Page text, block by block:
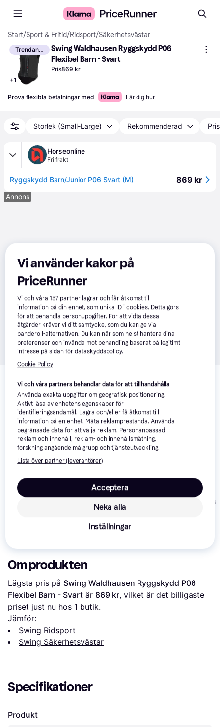
Start/Sport & Fritid/Ridsport/Säkerhetsvästar
Trendande
+1
Swing Waldhausen Ryggskydd P06
Flexibel Barn - Svart
Pris869 kr
Prova flexibla betalningar med Lär dig hur
Storlek (Small-Large) Rekommenderad
Horseonline
Fri frakt
Ryggskydd Barn/Junior P06 Svart (M) 869 kr
Annons
Relaterade produkter
Vi har plockat fram ett urval av produkter som kanske skulle
intressera dig. Visa alla
Trendande
Jacson Rio
Om produkten
Lägsta pris på Swing Waldhausen Ryggskydd P06
Flexibel Barn - Svart är 869 kr, vilket är det billigaste
priset just nu hos 1 butik.
Jämför:
Swing Ridsport
Swing Säkerhetsvästar
Specifikationer
Produkt
Vi använder kakor på
PriceRunner
Vi och våra157 partner lagrar och får åtkomst till
information på din enhet, som unika ID i cookies. Detta görs
för att behandla personuppgifter. För att vidta dessa
åtgärder kräver vi ditt samtycke, som du kan ge via
banderoll-alternativen. Du kan när som helst hantera dina
preferenser och invända mot behandling baserat på legitimt
intresse på sidan för dataskyddspolicy.
Cookie Policy
Vi och våra partners behandlar data för att tillhandahålla
Använda exakta uppgifter om geografisk positionering.
Aktivt läsa av enhetens egenskaper för
identifieringsändamål. Lagra och/eller få åtkomst till
information på en enhet. Mäta reklamprestanda. Använda
begränsade data för att välja reklam. Personanpassad
reklam och innehåll, reklam- och innehållsmätning,
forskning angående målgrupp och tjänsteutveckling.
Lista över partner (leverantörer)
Neka alla
Acceptera
Inställningar